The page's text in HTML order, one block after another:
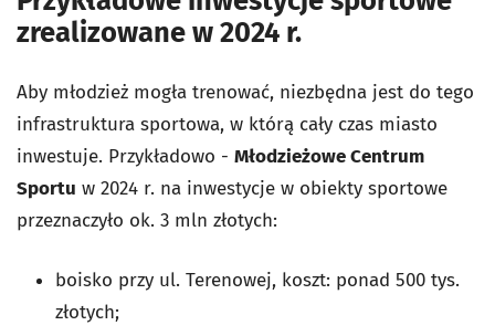
zrealizowane w 2024 r.
Aby młodzież mogła trenować, niezbędna jest do tego
infrastruktura sportowa, w którą cały czas miasto
inwestuje. Przykładowo - Młodzieżowe Centrum
Sportu w 2024 r. na inwestycje w obiekty sportowe
przeznaczyło ok. 3 mln złotych:
boisko przy ul. Terenowej, koszt: ponad 500 tys.
złotych;